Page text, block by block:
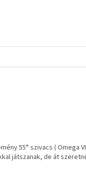
55° szivacs ( Omega
játszanak, de át